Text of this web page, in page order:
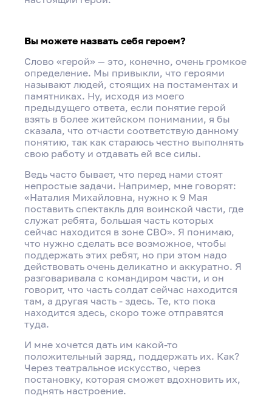
Вы можете назвать себя героем?
Слово «герой» — это, конечно, очень громкое
определение. Мы привыкли, что героями
называют людей, стоящих на постаментах и
памятниках. Ну, исходя из моего
предыдущего ответа, если понятие герой
взять в более житейском понимании, я бы
сказала, что отчасти соответствую данному
понятию, так как стараюсь честно выполнять
свою работу и отдавать ей все силы.
Ведь часто бывает, что перед нами стоят
непростые задачи. Например, мне говорят:
«Наталия Михайловна, нужно к 9 Мая
поставить спектакль для воинской части, где
служат ребята, большая часть которых
сейчас находится в зоне СВО». Я понимаю,
что нужно сделать все возможное, чтобы
поддержать этих ребят, но при этом надо
действовать очень деликатно и аккуратно. Я
разговаривала с командиром части, и он
говорит, что часть солдат сейчас находится
там, а другая часть - здесь. Те, кто пока
находится здесь, скоро тоже отправятся
туда.
И мне хочется дать им какой-то
положительный заряд, поддержать их. Как?
Через театральное искусство, через
постановку, которая сможет вдохновить их,
поднять настроение.